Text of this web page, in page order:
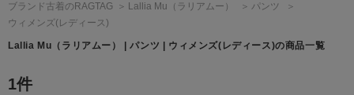
ト
ブランド古着のRAGTAG Lallia Mu （ラリアムー）
パンツ
ウィメンズ(レディース)
Lallia Mu （ラリアムー） | パンツ | ウィメンズ(レディース)の商品一覧
1件